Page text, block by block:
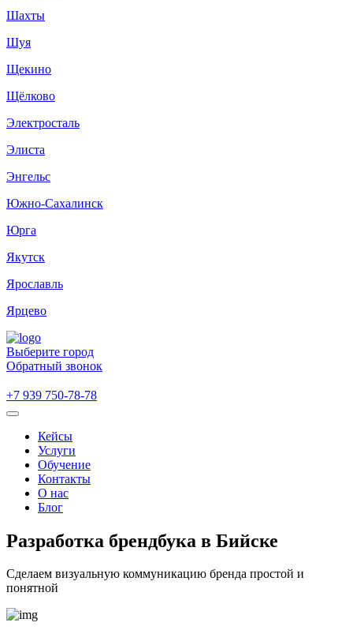
Шахты
Шуя
Щекино
Щёлково
Электросталь
Элиста
Энгельс
Южно-Сахалинск
Юрга
Якутск
Ярославль
Ярцево
Выберите город
Обратный звонок
+7 939 750-78-78
Кейсы
Услуги
Обучение
Контакты
О нас
Блог
Разработка брендбука в Бийске
Сделаем визуальную коммуникацию бренда простой и
понятной